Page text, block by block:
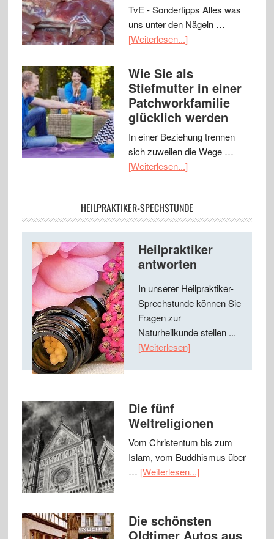
TvE - Sondertipps Alles was
uns unter den Nägeln …
[Weiterlesen...]
Wie Sie als
Stiefmutter in einer
Patchworkfamilie
glücklich werden
In einer Beziehung trennen
sich zuweilen die Wege …
[Weiterlesen...]
HEILPRAKTIKER-SPECHSTUNDE
Heilpraktiker
antworten
In unserer Heilpraktiker-
Sprechstunde können Sie
Fragen zur
Naturheilkunde stellen ...
[Weiterlesen]
Die fünf
Weltreligionen
Vom Christentum bis zum
Islam, vom Buddhismus über
… [Weiterlesen...]
Die schönsten
Oldtimer Autos aus